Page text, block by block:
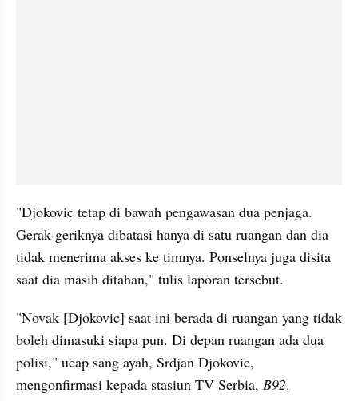
"Djokovic tetap di bawah pengawasan dua penjaga.
Gerak-geriknya dibatasi hanya di satu ruangan dan dia
tidak menerima akses ke timnya. Ponselnya juga disita
saat dia masih ditahan," tulis laporan tersebut.
"Novak [Djokovic] saat ini berada di ruangan yang tidak
boleh dimasuki siapa pun. Di depan ruangan ada dua
polisi," ucap sang ayah, Srdjan Djokovic,
mengonfirmasi kepada stasiun TV Serbia, B92.